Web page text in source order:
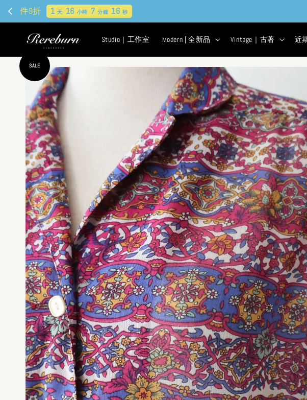
Studio｜工作室 Modern | 全新品 Vintage｜古著 近
SALE